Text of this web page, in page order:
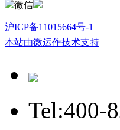
微信
沪ICP备11015664号-1
本站由微运作技术支持
Tel:400-